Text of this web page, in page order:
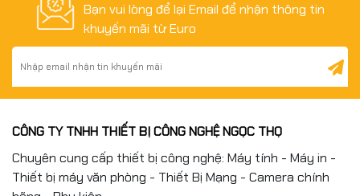
Bạn vui lòng để lại Email để nhận thông tin
khuyến mãi từ Euro
CÔNG TY TNHH THIẾT BỊ CÔNG NGHỆ NGỌC THỌ
Chuyên cung cấp thiết bị công nghệ: Máy tính - Máy in -
Thiết bị máy văn phòng - Thiết Bị Mạng - Camera chính